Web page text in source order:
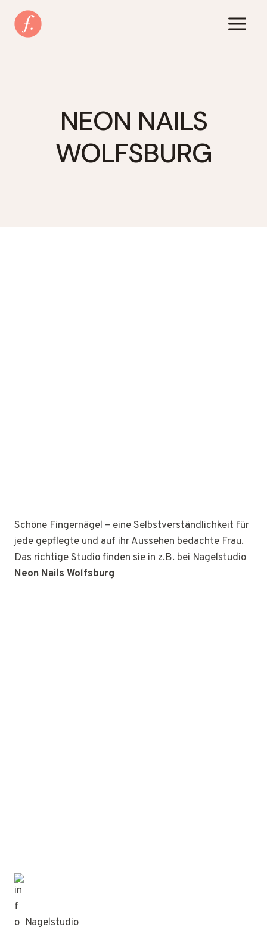
Inhalt
springen
NEON NAILS
WOLFSBURG
Schöne Fingernägel – eine Selbstverständlichkeit für
jede gepflegte und auf ihr Aussehen bedachte Frau.
Das richtige Studio finden sie in z.B. bei Nagelstudio
Neon Nails Wolfsburg
Nagelstudio